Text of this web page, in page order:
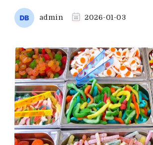
admin 2026-01-03